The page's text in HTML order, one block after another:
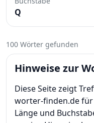
Q
100 Wörter gefunden
Hinweise zur
Diese Seite zeigt
worter-finden.de
Länge und